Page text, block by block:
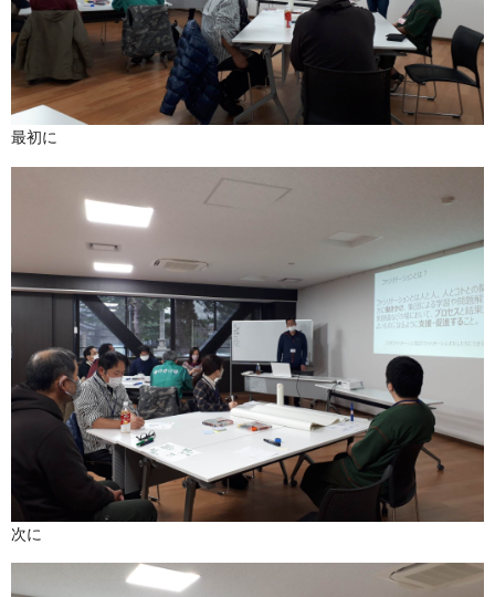
最初に
次に